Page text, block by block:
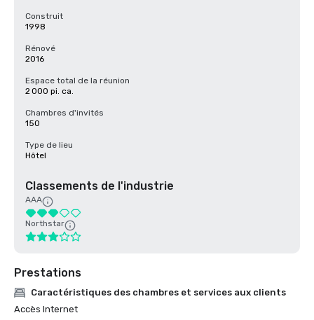
Construit
1998
Rénové
2016
Espace total de la réunion
2 000 pi. ca.
Chambres d'invités
150
Type de lieu
Hôtel
Classements de l'industrie
AAA
Northstar
Prestations
Caractéristiques des chambres et services aux clients
Accès Internet